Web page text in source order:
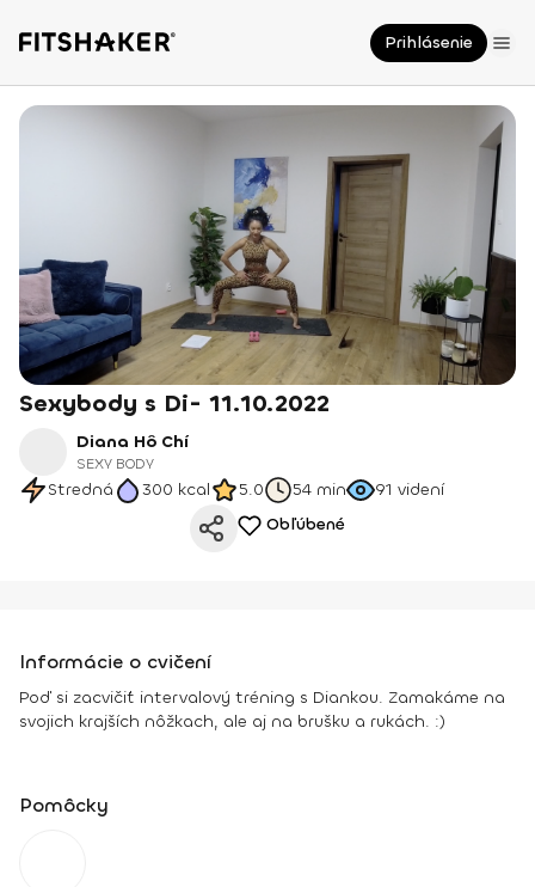
Prihlásenie
Sexybody s Di- 11.10.2022
Diana Hô Chí
SEXY BODY
Stredná 300 kcal 5.0 54 min 91 videní
Obľúbené
Informácie o cvičení
Poď si zacvičiť intervalový tréning s Diankou. Zamakáme na
svojich krajších nôžkach, ale aj na brušku a rukách. :)
Pomôcky